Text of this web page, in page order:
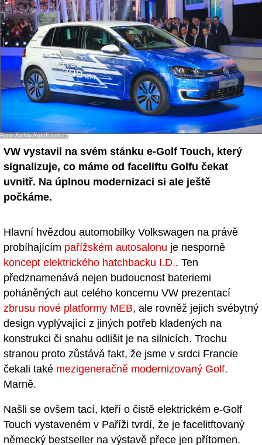
Foto: Archiv Autoforum.cz
VW vystavil na svém stánku e-Golf Touch, který
signalizuje, co máme od faceliftu Golfu čekat
uvnitř. Na úplnou modernizaci si ale ještě
počkáme.
Hlavní hvězdou automobilky Volkswagen na právě
probíhajícím pařížském autosalonu je nesporně
koncept elektrického hatchbacku I.D.. Ten
předznamenává nejen budoucnost bateriemi
poháněných aut celého koncernu VW prezentací
zbrusu nové platformy MEB, ale rovněž jejich svébytný
design vyplývající z jiných potřeb kladených na
konstrukci či snahu odlišit je na silnicích. Trochu
stranou proto zůstává fakt, že jsme v srdci Francie
čekali také mezigeneračně modernizovaný Golf.
Marně.
Našli se ovšem tací, kteří o čistě elektrickém e-Golf
Touch vystaveném v Paříži tvrdí, že je facelitftovaný
německý bestseller na výstavě přece jen přítomen.